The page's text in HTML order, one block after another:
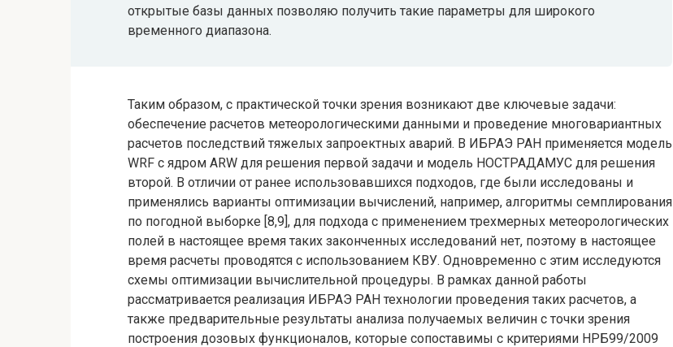
открытые базы данных позволяю получить такие параметры для широкого
временного диапазона.
Таким образом, с практической точки зрения возникают две ключевые задачи:
обеспечение расчетов метеорологическими данными и проведение многовариантных
расчетов последствий тяжелых запроектных аварий. В ИБРАЭ РАН применяется модель
WRF с ядром ARW для решения первой задачи и модель НОСТРАДАМУС для решения
второй. В отличии от ранее использовавшихся подходов, где были исследованы и
применялись варианты оптимизации вычислений, например, алгоритмы семплирования
по погодной выборке [8,9], для подхода с применением трехмерных метеорологических
полей в настоящее время таких законченных исследований нет, поэтому в настоящее
время расчеты проводятся с использованием КВУ. Одновременно с этим исследуются
схемы оптимизации вычислительной процедуры. В рамках данной работы
рассматривается реализация ИБРАЭ РАН технологии проведения таких расчетов, а
также предварительные результаты анализа получаемых величин с точки зрения
построения дозовых функционалов, которые сопоставимы с критериями НРБ99/2009